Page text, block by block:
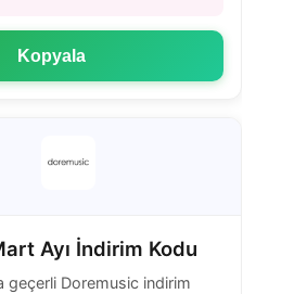
Kopyala
Ayı İndirim Kodu
geçerli Doremusic indirim